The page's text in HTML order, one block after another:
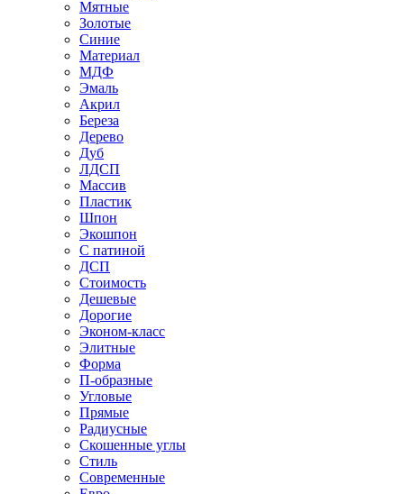
Мятные
Золотые
Синие
Материал
МДФ
Эмаль
Акрил
Береза
Дерево
Дуб
ЛДСП
Массив
Пластик
Шпон
Экошпон
С патиной
ДСП
Стоимость
Дешевые
Дорогие
Эконом-класс
Элитные
Форма
П-образные
Угловые
Прямые
Радиусные
Скошенные углы
Стиль
Современные